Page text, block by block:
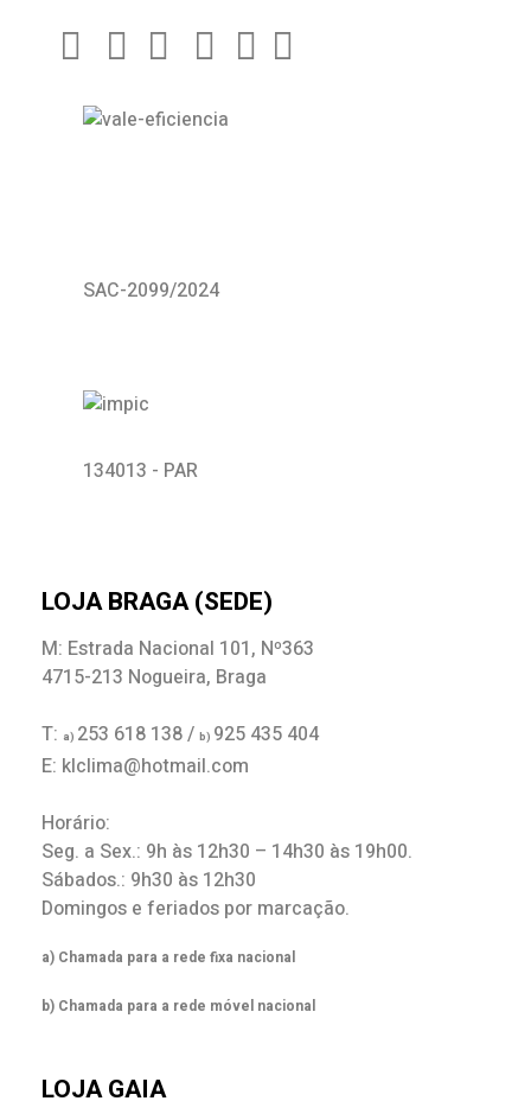
SAC-2099/2024
134013 - PAR
LOJA BRAGA (SEDE)
M: Estrada Nacional 101, Nº363
4715-213 Nogueira, Braga
T: a) 253 618 138 / b) 925 435 404
E: klclima@hotmail.com
Horário:
Seg. a Sex.: 9h às 12h30 – 14h30 às 19h00.
Sábados.: 9h30 às 12h30
Domingos e feriados por marcação.
a) Chamada para a rede fixa nacional
b) Chamada para a rede móvel nacional
LOJA GAIA